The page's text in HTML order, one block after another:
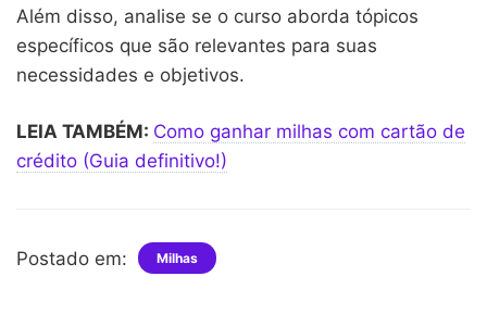
Além disso, analise se o curso aborda tópicos
específicos que são relevantes para suas
necessidades e objetivos.
LEIA TAMBÉM: Como ganhar milhas com cartão de
crédito (Guia definitivo!)
Postado em: Milhas